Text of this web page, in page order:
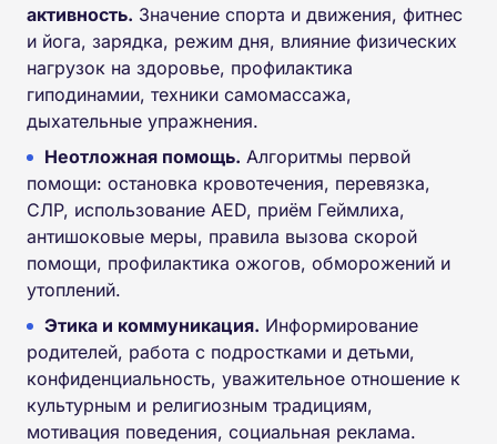
активность. Значение спорта и движения, фитнес
и йога, зарядка, режим дня, влияние физических
нагрузок на здоровье, профилактика
гиподинамии, техники самомассажа,
дыхательные упражнения.
Неотложная помощь. Алгоритмы первой
помощи: остановка кровотечения, перевязка,
СЛР, использование AED, приём Геймлиха,
антишоковые меры, правила вызова скорой
помощи, профилактика ожогов, обморожений и
утоплений.
Этика и коммуникация. Информирование
родителей, работа с подростками и детьми,
конфиденциальность, уважительное отношение к
культурным и религиозным традициям,
мотивация поведения, социальная реклама.